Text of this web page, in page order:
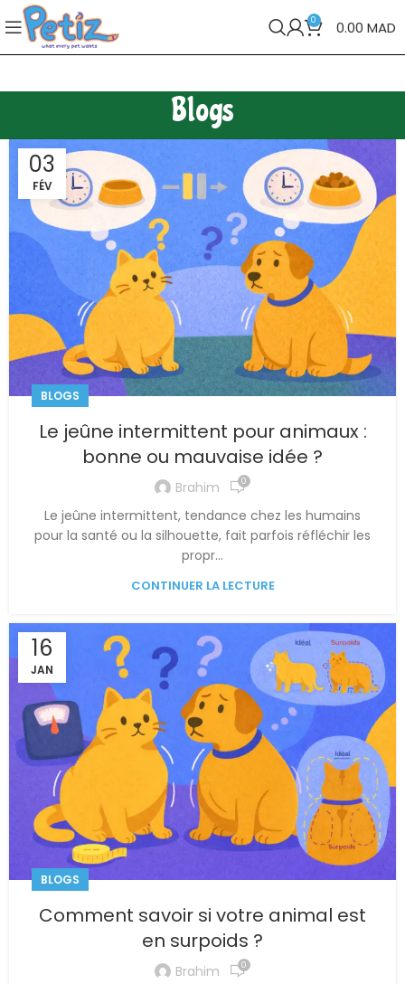
0 0.00 MAD
Blogs
03
FÉV
BLOGS
Le jeûne intermittent pour animaux :
bonne ou mauvaise idée ?
Brahim 0
Le jeûne intermittent, tendance chez les humains
pour la santé ou la silhouette, fait parfois réfléchir les
propr...
CONTINUER LA LECTURE
16
JAN
BLOGS
Comment savoir si votre animal est
en surpoids ?
Brahim 0